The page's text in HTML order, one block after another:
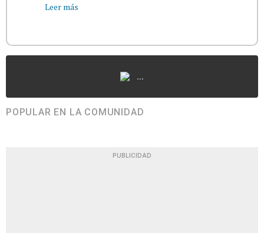
Leer más
...
POPULAR EN LA COMUNIDAD
PUBLICIDAD